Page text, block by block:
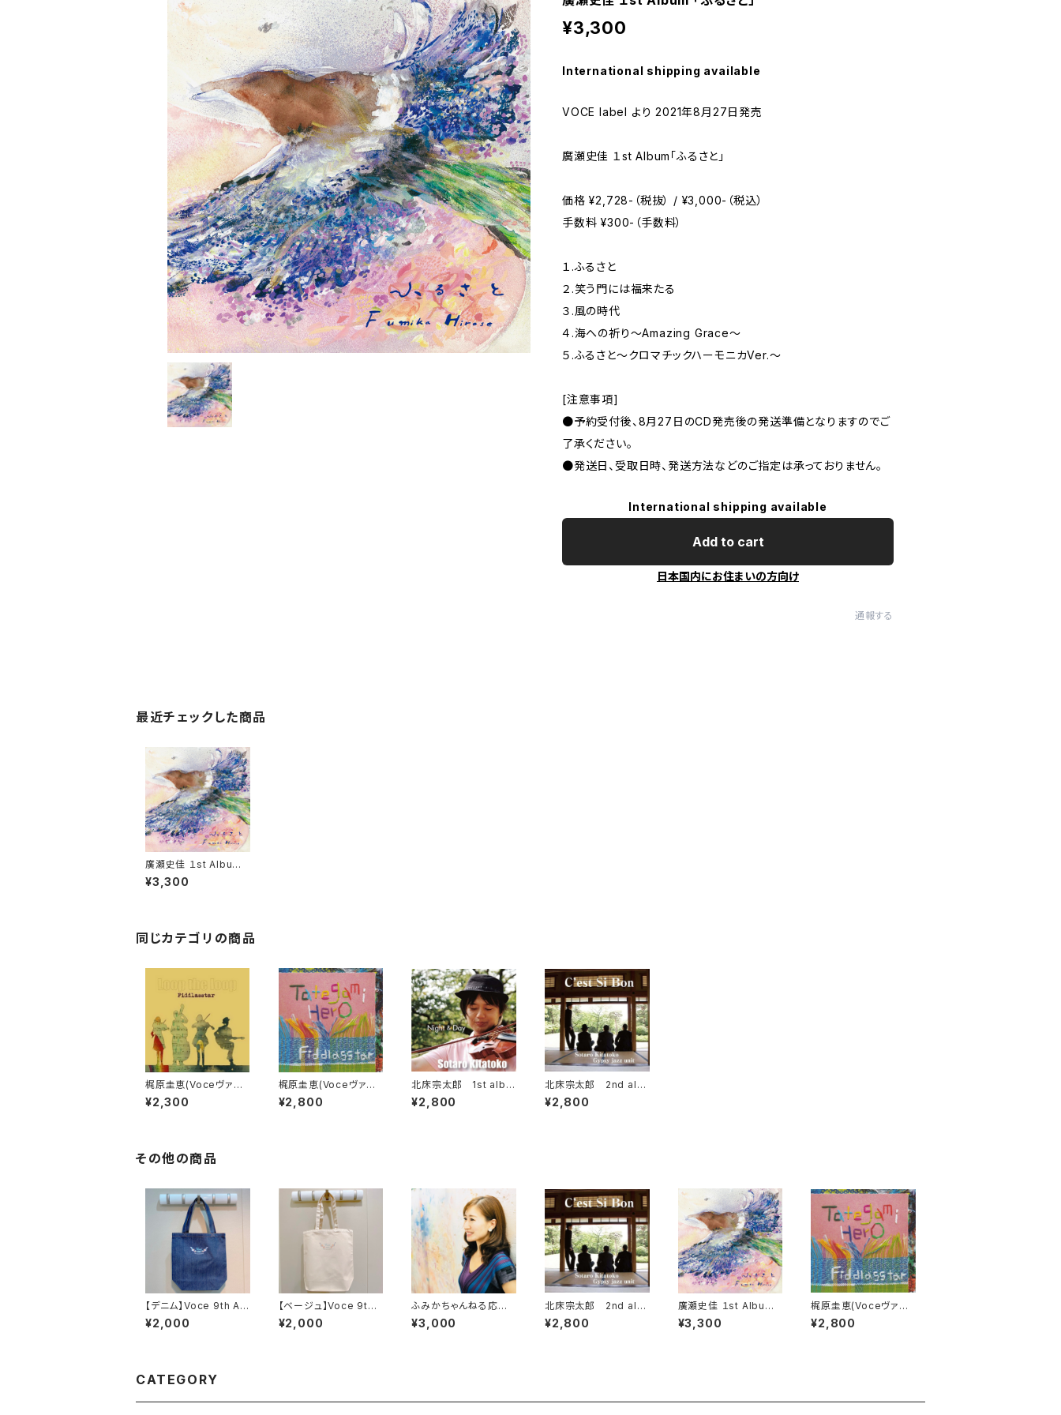
¥3,300
International shipping available
VOCE label より 2021年8月27日発売
廣瀬史佳 １st Album「ふるさと」
価格 ¥2,728-（税抜） / ¥3,000-（税込）
手数料 ¥300-（手数料）
１.ふるさと
２.笑う門には福来たる
３.風の時代
４.海への祈り〜Amazing Grace〜
５.ふるさと〜クロマチックハーモニカVer.〜
[注意事項]
●予約受付後、8月27日のCD発売後の発送準備となりますのでご
了承ください。
●発送日、受取日時、発送方法などのご指定は承っておりません。
International shipping available
Add to cart
日本国内にお住まいの方向け
通報する
最近チェックした商品
廣瀬史佳 １st Album
「ふるさと」
¥3,300
同じカテゴリの商品
梶原圭恵(Voceヴァイ
オリン講師) CD 『Loo
p the loop』Fiddlass
¥2,300
梶原圭恵(Voceヴァイ
オリン講師) CD 『Tate
gami Hero』Fiddlass
¥2,800
北床宗太郎 1st albu
m 「Night & Day」
¥2,800
北床宗太郎 2nd alb
um 「C'est si bon」
¥2,800
その他の商品
【デニム】Voce 9th An
niversary トートバッグ
¥2,000
【ベージュ】Voce 9th
Anniversary オリジナ
ルトートバッグ
¥2,000
ふみかちゃんねる応援
したい!!窓口
¥3,000
北床宗太郎 2nd alb
um 「C'est si bon」
¥2,800
廣瀬史佳 １st Album
「ふるさと」
¥3,300
梶原圭恵(Voceヴァイ
オリン講師) CD 『Tate
gami Hero』Fiddlass
¥2,800
CATEGORY